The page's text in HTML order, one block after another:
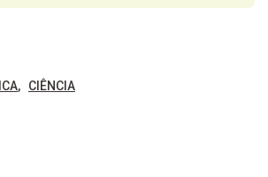
CIÊNCIA